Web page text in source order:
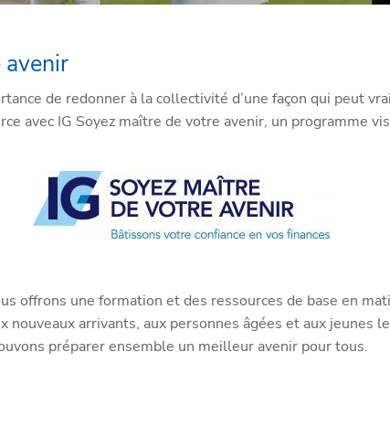
avenir
de redonner à la collectivité d’une façon qui peut
avec IG Soyez maître de votre avenir, un programme
offrons une formation et des ressources de base en
nouveaux arrivants, aux personnes âgées et aux jeunes
préparer ensemble un meilleur avenir pour tous.